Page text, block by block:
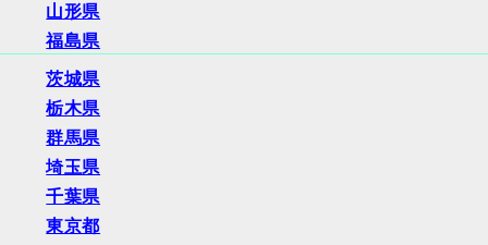
山形県
福島県
茨城県
栃木県
群馬県
埼玉県
千葉県
東京都